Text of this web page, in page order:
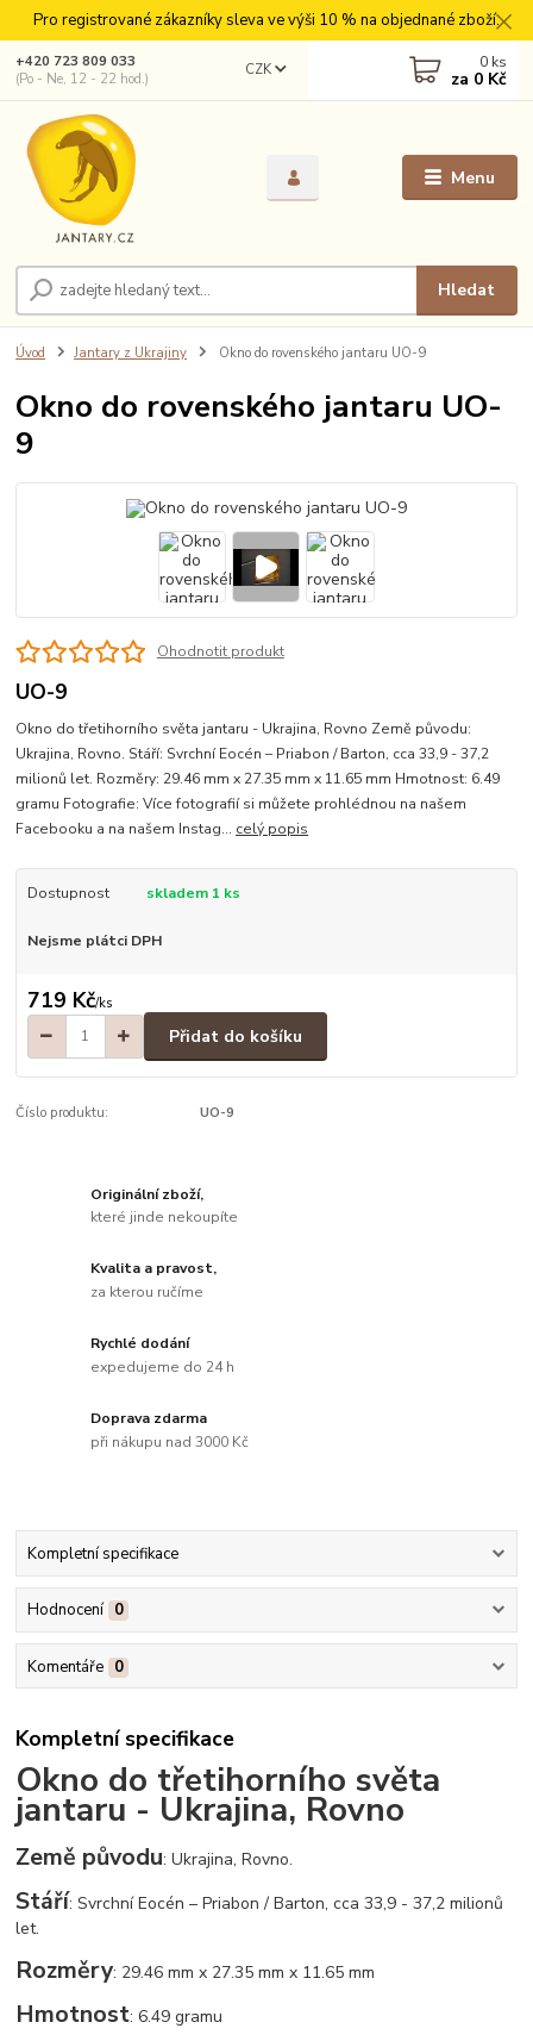
Pro registrované zákazníky sleva ve výši 10 % na objednané zboží.
Menu
CZK
Hledat
+420 723 809 033
(Po - Ne, 12 - 22 hod.)
0 ks
za 0 Kč
Úvod Jantary z Ukrajiny Okno do rovenského jantaru UO-9
Okno do rovenského jantaru UO-
9
Ohodnotit produkt
UO-9
Okno do třetihorního světa jantaru - Ukrajina, Rovno Země původu:
Ukrajina, Rovno. Stáří: Svrchní Eocén – Priabon / Barton, cca 33,9 - 37,2
milionů let. Rozměry: 29.46 mm x 27.35 mm x 11.65 mm Hmotnost: 6.49
gramu Fotografie: Více fotografií si můžete prohlédnou na našem
Facebooku a na našem Instag... celý popis
Dostupnost skladem 1 ks
Nejsme plátci DPH
719 Kč/ks
Přidat do košíku
Číslo produktu: UO-9
Originální zboží,
které jinde nekoupíte
Kvalita a pravost,
za kterou ručíme
Rychlé dodání
expedujeme do 24 h
Doprava zdarma
při nákupu nad 3000 Kč
Kompletní specifikace
Hodnocení 0
Komentáře 0
Kompletní specifikace
Okno do třetihorního světa
jantaru - Ukrajina, Rovno
Země původu: Ukrajina, Rovno.
Stáří: Svrchní Eocén – Priabon / Barton, cca 33,9 - 37,2 milionů
let.
Rozměry: 29.46 mm x 27.35 mm x 11.65 mm
Hmotnost: 6.49 gramu